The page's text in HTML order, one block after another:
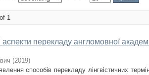
1
перекладу англомовної
(2019)
способів перекладу лінгвістичних